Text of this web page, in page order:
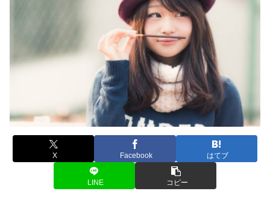
X Facebook はてブ
LINE コピー